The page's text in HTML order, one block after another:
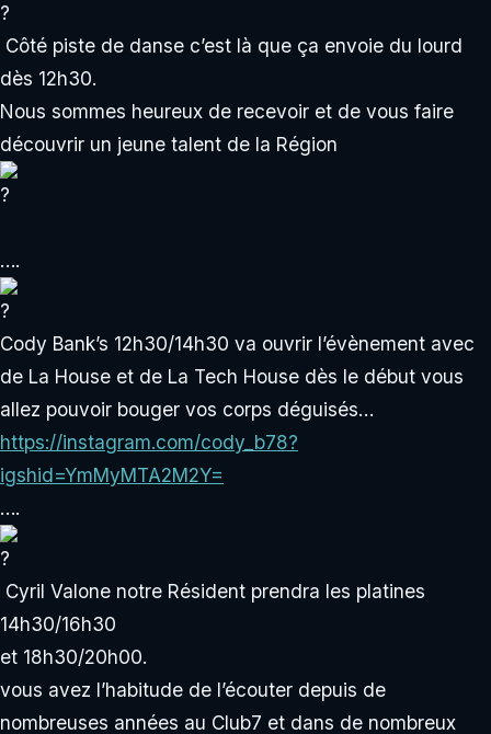
Côté piste de danse c’est là que ça envoie du lourd
dès 12h30.
Nous sommes heureux de recevoir et de vous faire
découvrir un jeune talent de la Région
….
Cody Bank’s 12h30/14h30 va ouvrir l’évènement avec
de La House et de La Tech House dès le début vous
allez pouvoir bouger vos corps déguisés…
https://instagram.com/cody_b78?
igshid=YmMyMTA2M2Y=
….
Cyril Valone notre Résident prendra les platines
14h30/16h30
et 18h30/20h00.
vous avez l’habitude de l’écouter depuis de
nombreuses années au Club7 et dans de nombreux